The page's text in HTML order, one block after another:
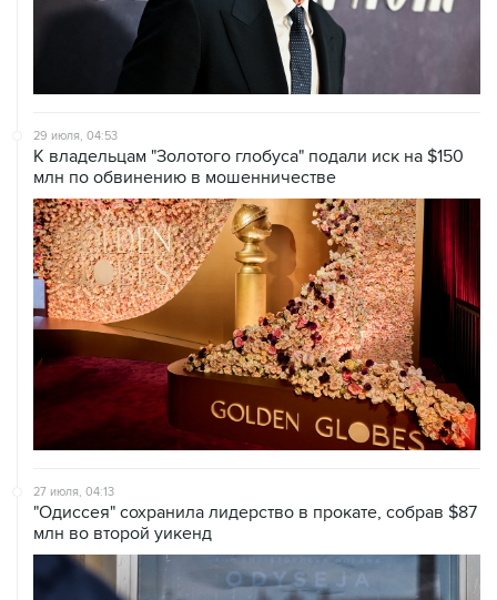
29 июля, 04:53
К владельцам "Золотого глобуса" подали иск на $150
млн по обвинению в мошенничестве
27 июля, 04:13
"Одиссея" сохранила лидерство в прокате, собрав $87
млн во второй уикенд